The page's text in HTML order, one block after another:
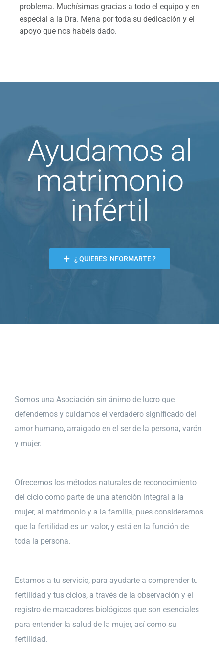
problema. Muchísimas gracias a todo el equipo y en
especial a la Dra. Mena por toda su dedicación y el
apoyo que nos habéis dado.
Ayudamos al
matrimonio
infértil
¿ QUIERES INFORMARTE ?
Somos una Asociación sin ánimo de lucro que
defendemos y cuidamos el verdadero significado del
amor humano, arraigado en el ser de la persona, varón
y mujer.
Ofrecemos los métodos naturales de reconocimiento
del ciclo como parte de una atención integral a la
mujer, al matrimonio y a la familia, pues consideramos
que la fertilidad es un valor, y está en la función de
toda la persona.
Estamos a tu servicio, para ayudarte a comprender tu
fertilidad y tus ciclos, a través de la observación y el
registro de marcadores biológicos que son esenciales
para entender la salud de la mujer, así como su
fertilidad.